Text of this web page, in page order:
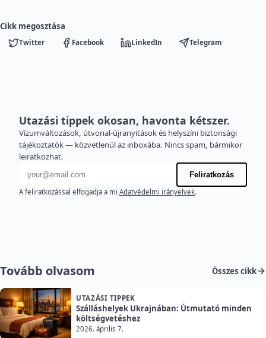
Cikk megosztása
Twitter Facebook LinkedIn Telegram
Utazási tippek okosan, havonta kétszer.
Vízumváltozások, útvonal-újranyitások és helyszíni biztonsági
tájékoztatók — közvetlenül az inboxába. Nincs spam, bármikor
leiratkozhat.
E-mail cím
Feliratkozás
A feliratkozással elfogadja a mi Adatvédelmi irányelvek.
Tovább olvasom Összes cikk
UTAZÁSI TIPPEK
Szálláshelyek Ukrajnában: Útmutató minden
költségvetéshez
2026. április 7.